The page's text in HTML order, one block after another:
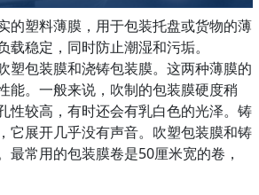
的塑料薄膜，用于包装托盘或货物的薄
载稳定，同时防止潮湿和污垢。
塑包装膜和浇铸包装膜。这两种薄膜的
能。一般来说，吹制的包装膜硬度稍
性较高，有时还会有乳白色的光泽。铸
它展开几乎没有声音。吹塑包装膜和铸
最常用的包装膜卷是50厘米宽的卷，